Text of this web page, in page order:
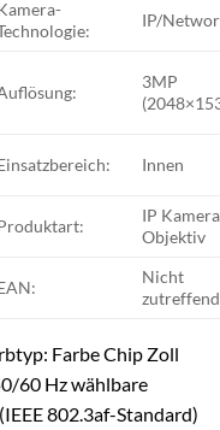
IP/
3MP
Innen
IP
Objektiv
Nicht
zutreffend
Farbe Chip Zoll
60 Hz wählbare
802.3af-Standard)